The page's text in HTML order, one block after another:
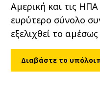
Αμερική και τις
ευρύτερο σύνολο
εξελιχθεί το
Διαβάστε το